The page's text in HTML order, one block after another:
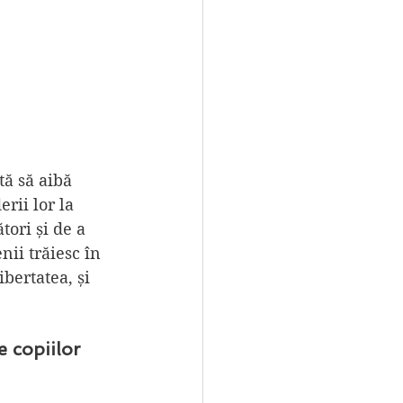
să aibă
lor la
și de a
trăiesc în
și
copiilor